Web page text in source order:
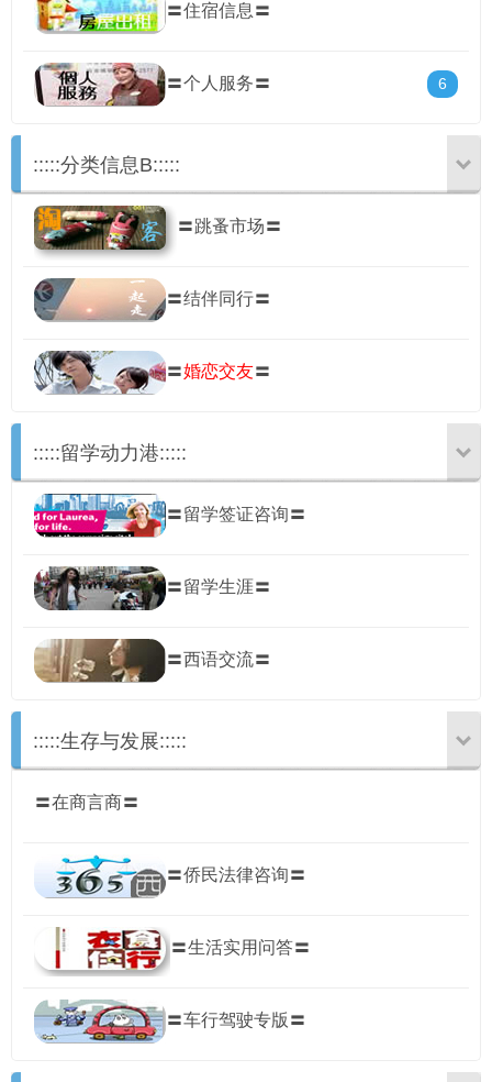
搜索
版块
用户
〓住宿信息〓
6
〓个人服务〓
:::::分类信息B:::::
〓跳蚤市场〓
〓结伴同行〓
〓婚恋交友〓
:::::留学动力港:::::
〓留学签证咨询〓
〓留学生涯〓
〓西语交流〓
:::::生存与发展:::::
〓在商言商〓
〓侨民法律咨询〓
〓生活实用问答〓
〓车行驾驶专版〓